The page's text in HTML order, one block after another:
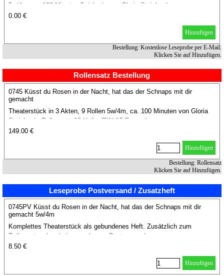
5w/4m, ca. 100 Minuten Spielzeit, von Gloria Steinbach.
0.00 €
Hinzufügen
Bestellung: Kostenlose Leseprobe per E-Mail.
Klicken Sie auf Hinzufügen.
Rollensatz Bestellung
0745 Küsst du Rosen in der Nacht, hat das der Schnaps mit dir
gemacht
Theaterstück in 3 Akten, 9 Rollen 5w/4m, ca. 100 Minuten von Gloria
Steinbach. Rollensatz 10 Hefte (DIN A5 Format).
149.00 €
Hinzufügen
Bestellung: Rollensatz
Klicken Sie auf Hinzufügen.
Leseprobe Postversand / Zusatzheft
0745PV Küsst du Rosen in der Nacht, hat das der Schnaps mit dir
gemacht 5w/4m
Komplettes Theaterstück als gebundenes Heft. Zusätzlich zum
Rollensatz oder als Leseprobe per Postversand.
8.50 €
Hinzufügen